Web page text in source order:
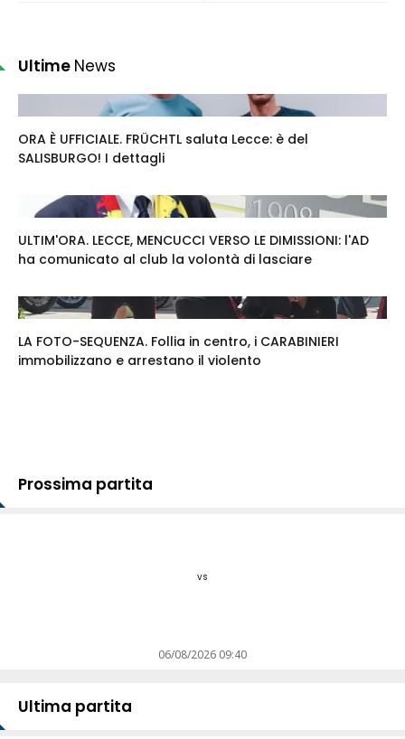
Ultime News
ORA È UFFICIALE. FRÜCHTL saluta Lecce: è del
SALISBURGO! I dettagli
ULTIM'ORA. LECCE, MENCUCCI VERSO LE DIMISSIONI: l'AD
ha comunicato al club la volontà di lasciare
LA FOTO-SEQUENZA. Follia in centro, i CARABINIERI
immobilizzano e arrestano il violento
Prossima partita
vs
06/08/2026 09:40
Ultima partita